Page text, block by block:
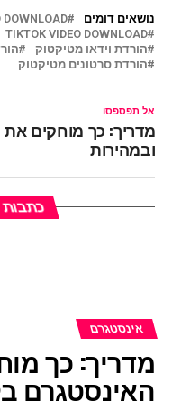
נושאים דומים
DOWNLOAD
TIKTOK VIDEO DOWNLOAD
הורדת וידאו מטיקטוק
הורדת סרטונים מטיקטוק
אל תפספסו
מדריך: כך מוחקים
ובמהירות
כתבות
אינסטגרם
מדריך: כך
האינסטגרם